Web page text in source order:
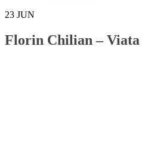
23 JUN
Florin Chilian – Viata